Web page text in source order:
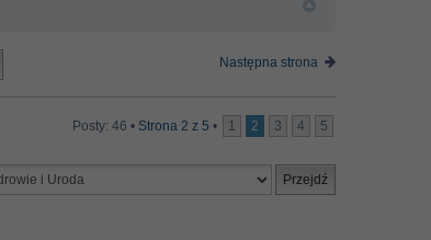
Następna strona
Posty: 46 • Strona 2 z 5 • 1 2 3 4 5